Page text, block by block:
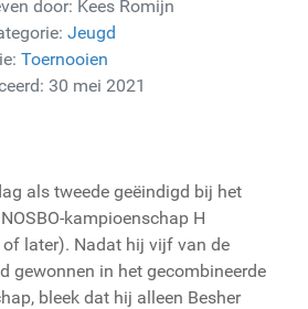
door: Kees Romijn
Jeugd
Toernooien
30 mei 2021
als tweede geëindigd bij het
kampioenschap H
of later). Nadat hij vijf van de
gewonnen in het gecombineerde
bleek dat hij alleen Besher